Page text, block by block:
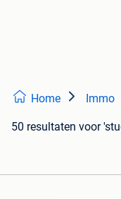
Home Immo
50 resultaten voor